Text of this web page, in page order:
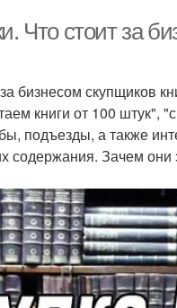
Что стоит за
бизнесом скупщиков
книги от 100 штук",
подъезды, а также
содержания. Зачем